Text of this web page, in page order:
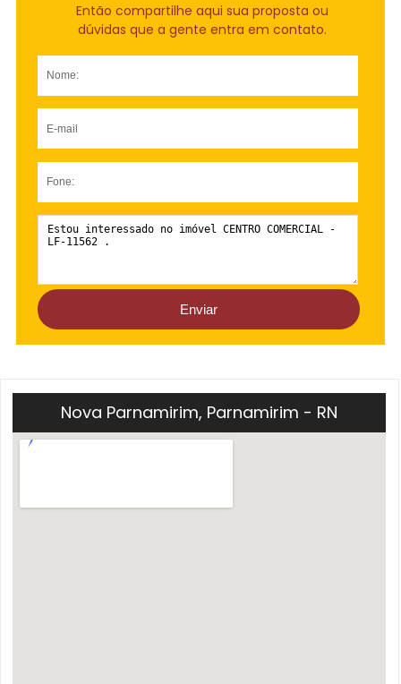
Então compartilhe aqui sua proposta ou
dúvidas que a gente entra em contato.
Nova Parnamirim, Parnamirim - RN